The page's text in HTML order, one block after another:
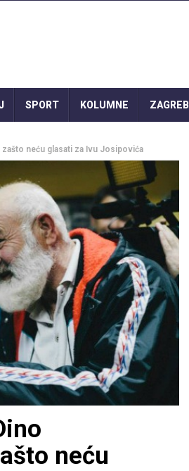
SPORT KOLUMNE ZAGREB
zašto neću glasati za Ivu Josipovića
neću